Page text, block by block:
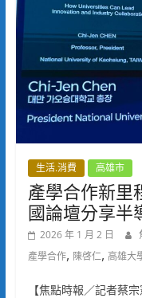
生活.消費 高雄市
產學合作新里
國論壇分享半
2026 年 1 月 2 日
產學合作, 陳啓仁, 高雄大
【焦點時報／記者蔡